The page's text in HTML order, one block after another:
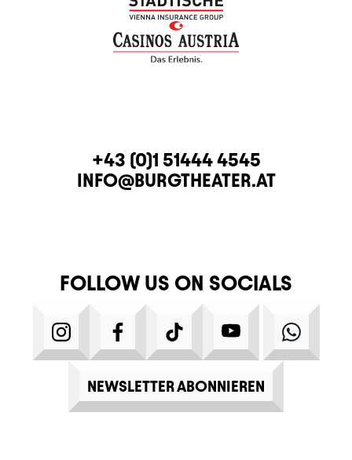
CONTACTTELEPHONE
+43 (0)1 51444 4545
E-MAIL
INFO@BURGTHEATER.AT
FOLLOW US ON SOCIALS
INSTAGRAMFACEBOOKTIKTOK YOUTUBE
NEWSLETTER ABONNIEREN